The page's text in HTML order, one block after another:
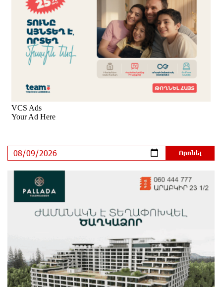
Ալիևն ու Թրամփը հեռախոսազրույց են ունեցել
3 ժամ առաջ
«Ինտեր»-ը հաղթեց «Յուվենտուս»-ին
4 ժամ առաջ
Քրեական վարույթի շրջանակում անձի անձնական
և ընտանեկան կյանքին առնչվող տվյալների
Զելենսկին ու Վուչիչը քննարկել են
համագործակցությունն ընդլայնելու
հնարավորությունները
Հրդեհի ահազանգ Սայաթ-Նովա պողոտայում.
շենքից տարհանվել է 5 բնակիչ
5 ժամ առաջ
Ճապոնական Յակիշիմե կերամիկայի